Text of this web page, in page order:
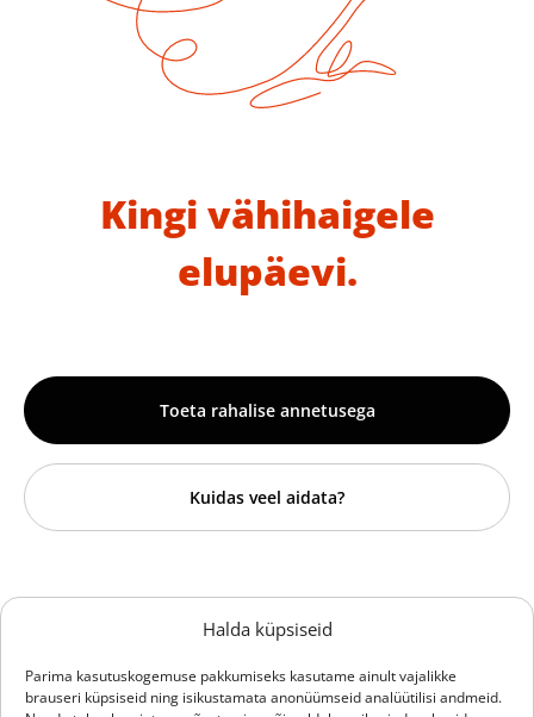
Halda küpsiseid
Parima kasutuskogemuse pakkumiseks kasutame ainult vajalikke
brauseri küpsiseid ning isikustamata anonüümseid analüütilisi andmeid.
Kingi vähihaigele
elupäevi.
Toeta rahalise annetusega
Kuidas veel aidata?
Sihtasutus Hille Tänavsuu
Reg.nr 90012656